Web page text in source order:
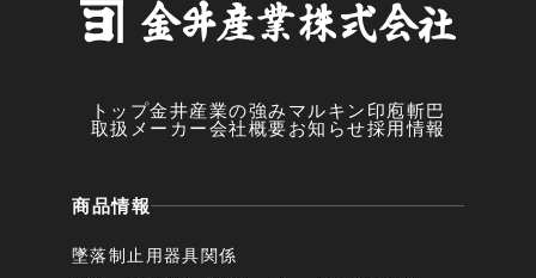
トップ金井産業の強み マルキン印 庖斬巴
取扱メーカー会社概要お知らせ採用情報
商品情報
墜落制止用器具関係